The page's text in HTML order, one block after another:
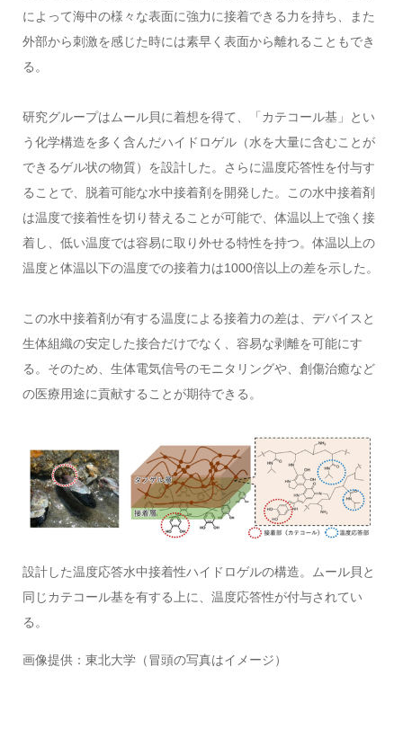
によって海中の様々な表面に強力に接着できる力を持ち、また
外部から刺激を感じた時には素早く表面から離れることもでき
る。
研究グループはムール貝に着想を得て、「カテコール基」とい
う化学構造を多く含んだハイドロゲル（水を大量に含むことが
できるゲル状の物質）を設計した。さらに温度応答性を付与す
ることで、脱着可能な水中接着剤を開発した。この水中接着剤
は温度で接着性を切り替えることが可能で、体温以上で強く接
着し、低い温度では容易に取り外せる特性を持つ。体温以上の
温度と体温以下の温度での接着力は1000倍以上の差を示した。
この水中接着剤が有する温度による接着力の差は、デバイスと
生体組織の安定した接合だけでなく、容易な剥離を可能にす
る。そのため、生体電気信号のモニタリングや、創傷治癒など
の医療用途に貢献することが期待できる。
設計した温度応答水中接着性ハイドロゲルの構造。ムール貝と
同じカテコール基を有する上に、温度応答性が付与されてい
る。
画像提供：東北大学（冒頭の写真はイメージ）